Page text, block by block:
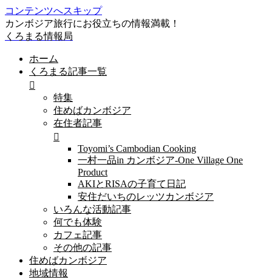
コンテンツへスキップ
カンボジア旅行にお役立ちの情報満載！
くろまる情報局
ホーム
くろまる記事一覧
特集
住めばカンボジア
在住者記事
Toyomi’s Cambodian Cooking
一村一品in カンボジア-One Village One
Product
AKIとRISAの子育て日記
安住だいちのレッツカンボジア
いろんな活動記事
何でも体験
カフェ記事
その他の記事
住めばカンボジア
地域情報